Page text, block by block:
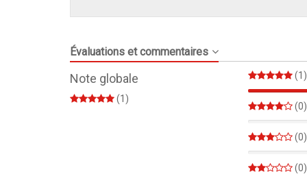
Évaluations et commentaires
Note globale
(1)
(1)
(0)
(0)
(0)